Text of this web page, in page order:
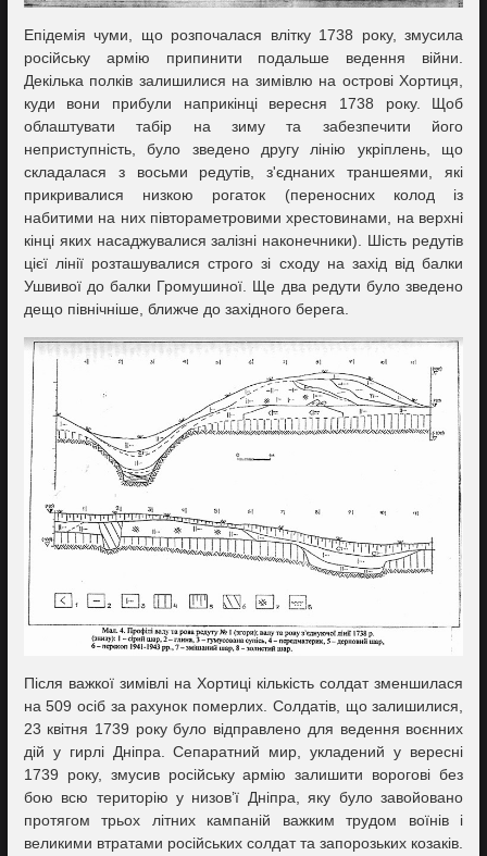
Епідемія чуми, що розпочалася влітку 1738 року, змусила
російську армію припинити подальше ведення війни.
Декілька полків залишилися на зимівлю на острові Хортиця,
куди вони прибули наприкінці вересня 1738 року. Щоб
облаштувати табір на зиму та забезпечити його
неприступність, було зведено другу лінію укріплень, що
складалася з восьми редутів, з'єднаних траншеями, які
прикривалися низкою рогаток (переносних колод із
набитими на них півтораметровими хрестовинами, на верхні
кінці яких насаджувалися залізні наконечники). Шість редутів
цієї лінії розташувалися строго зі сходу на захід від балки
Ушвивої до балки Громушиної. Ще два редути було зведено
дещо північніше, ближче до західного берега.
Після важкої зимівлі на Хортиці кількість солдат зменшилася
на 509 осіб за рахунок померлих. Солдатів, що залишилися,
23 квітня 1739 року було відправлено для ведення воєнних
дій у гирлі Дніпра. Сепаратний мир, укладений у вересні
1739 року, змусив російську армію залишити ворогові без
бою всю територію у низов’ї Дніпра, яку було завойовано
протягом трьох літних кампаній важким трудом воїнів і
великими втратами російських солдат та запорозьких козаків.